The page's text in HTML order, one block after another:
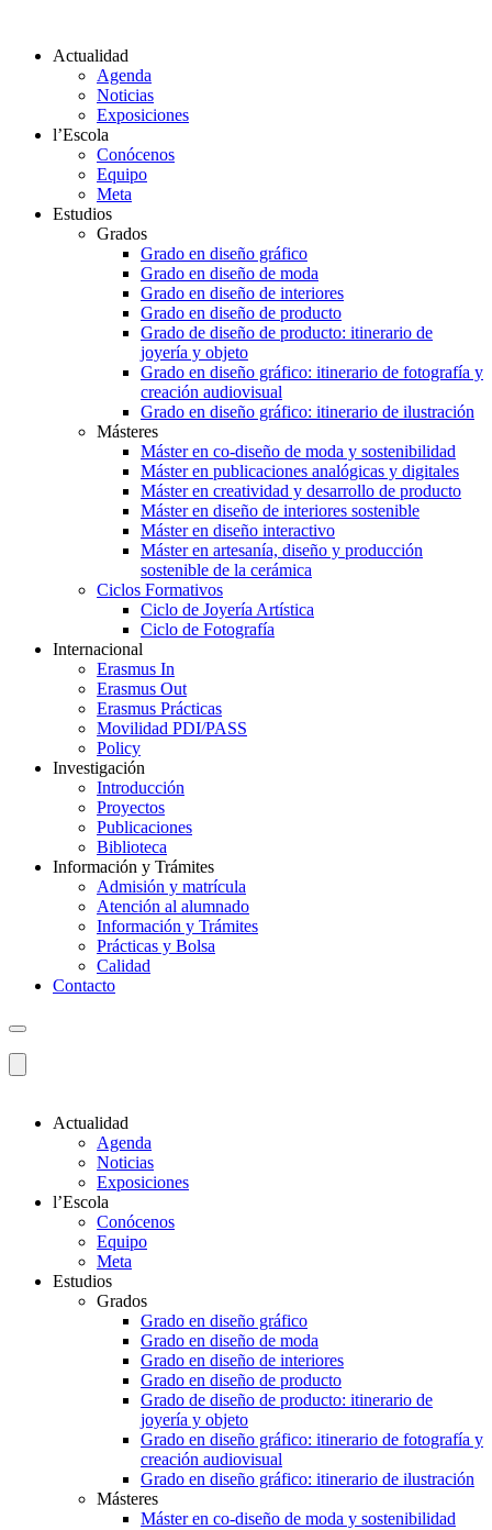
Actualidad
Agenda
Noticias
Exposiciones
l’Escola
Conócenos
Equipo
Meta
Estudios
Grados
Grado en diseño gráfico
Grado en diseño de moda
Grado en diseño de interiores
Grado en diseño de producto
Grado de diseño de producto: itinerario de
joyería y objeto
Grado en diseño gráfico: itinerario de fotografía y
creación audiovisual
Grado en diseño gráfico: itinerario de ilustración
Másteres
Máster en co-diseño de moda y sostenibilidad
Máster en publicaciones analógicas y digitales
Máster en creatividad y desarrollo de producto
Máster en diseño de interiores sostenible
Máster en diseño interactivo
Máster en artesanía, diseño y producción
sostenible de la cerámica
Ciclos Formativos
Ciclo de Joyería Artística
Ciclo de Fotografía
Internacional
Erasmus In
Erasmus Out
Erasmus Prácticas
Movilidad PDI/PASS
Policy
Investigación
Introducción
Proyectos
Publicaciones
Biblioteca
Información y Trámites
Admisión y matrícula
Atención al alumnado
Información y Trámites
Prácticas y Bolsa
Calidad
Contacto
Actualidad
Agenda
Noticias
Exposiciones
l’Escola
Conócenos
Equipo
Meta
Estudios
Grados
Grado en diseño gráfico
Grado en diseño de moda
Grado en diseño de interiores
Grado en diseño de producto
Grado de diseño de producto: itinerario de
joyería y objeto
Grado en diseño gráfico: itinerario de fotografía y
creación audiovisual
Grado en diseño gráfico: itinerario de ilustración
Másteres
Máster en co-diseño de moda y sostenibilidad